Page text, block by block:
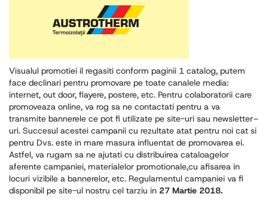
Visualul promotiei il regasiti conform paginii 1 catalog, putem
face declinari pentru promovare pe toate canalele media:
internet, out door, flayere, postere, etc. Pentru colaboratorii care
promoveaza online, va rog sa ne contactati pentru a va
transmite bannerele ce pot fi utilizate pe site-uri sau newsletter–
uri. Succesul acestei campanii cu rezultate atat pentru noi cat si
pentru Dvs. este in mare masura influentat de promovarea ei.
Astfel, va rugam sa ne ajutati cu distribuirea cataloagelor
aferente campaniei, materialelor promotionale,cu afisarea in
locuri vizibile a bannerelor, etc. Regulamentul campaniei va fi
disponibil pe site-ul nostru cel tarziu in 27 Martie 2018.